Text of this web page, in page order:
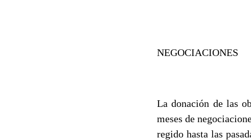
NEGOCIACIONES
La donación de las
meses de
regido hasta las